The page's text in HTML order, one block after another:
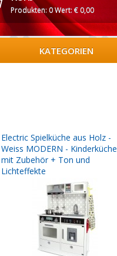
Produkten: 0Wert: € 0,00
KATEGORIEN
Electric Spielküche aus Holz -
Weiss MODERN - Kinderküche
mit Zubehör + Ton und
Lichteffekte